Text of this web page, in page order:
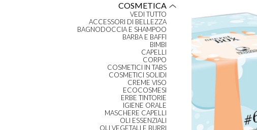
COSMETICA
VEDI TUTTO
ACCESSORI DI BELLEZZA
BAGNODOCCIA E SHAMPOO
BARBA E BAFFI
BIMBI
CAPELLI
CORPO
COSMETICI IN TABS
COSMETICI SOLIDI
CREME VISO
ECOCOSMESI
ERBE TINTORIE
IGIENE ORALE
MASCHERE CAPELLI
OLI ESSENZIALI
OLI VEGETALI E BURRI